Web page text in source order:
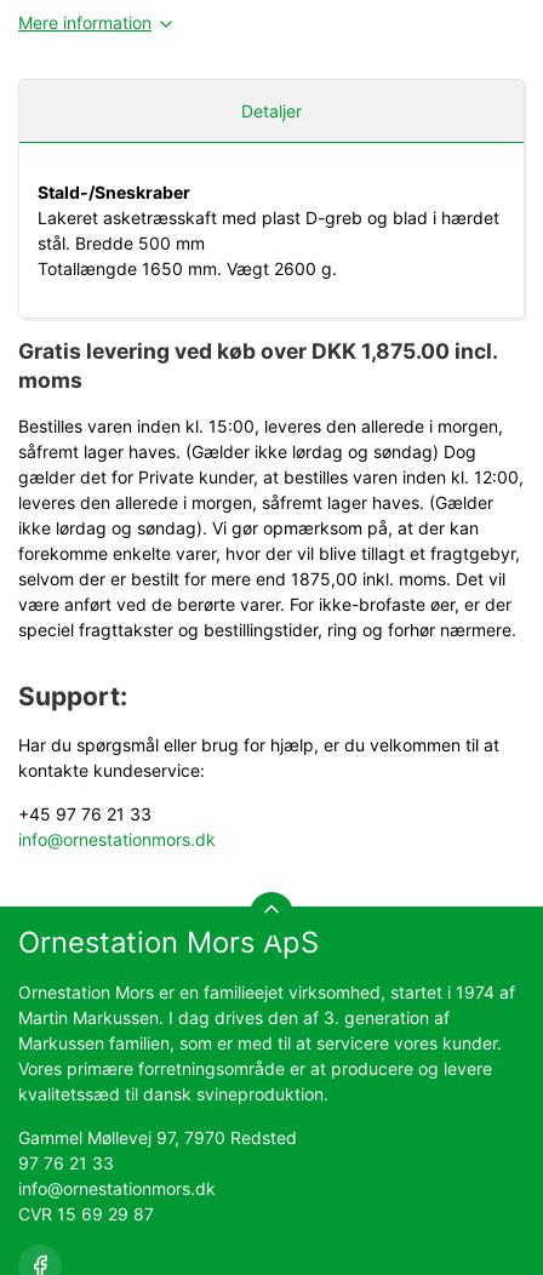
Mere information
Detaljer
Stald-/Sneskraber
Lakeret asketræsskaft med plast D-greb og blad i hærdet
stål. Bredde 500 mm
Totallængde 1650 mm. Vægt 2600 g.
Gratis levering ved køb over DKK 1,875.00 incl.
moms
Bestilles varen inden kl. 15:00, leveres den allerede i morgen,
såfremt lager haves. (Gælder ikke lørdag og søndag) Dog
gælder det for Private kunder, at bestilles varen inden kl. 12:00,
leveres den allerede i morgen, såfremt lager haves. (Gælder
ikke lørdag og søndag). Vi gør opmærksom på, at der kan
forekomme enkelte varer, hvor der vil blive tillagt et fragtgebyr,
selvom der er bestilt for mere end 1875,00 inkl. moms. Det vil
være anført ved de berørte varer. For ikke-brofaste øer, er der
speciel fragttakster og bestillingstider, ring og forhør nærmere.
Support:
Har du spørgsmål eller brug for hjælp, er du velkommen til at
kontakte kundeservice:
+45 97 76 21 33
info@ornestationmors.dk
Ornestation Mors ApS
Ornestation Mors er en familieejet virksomhed, startet i 1974 af
Martin Markussen. I dag drives den af 3. generation af
Markussen familien, som er med til at servicere vores kunder.
Vores primære forretningsområde er at producere og levere
kvalitetssæd til dansk svineproduktion.
Gammel Møllevej 97, 7970 Redsted
97 76 21 33
info@ornestationmors.dk
CVR 15 69 29 87